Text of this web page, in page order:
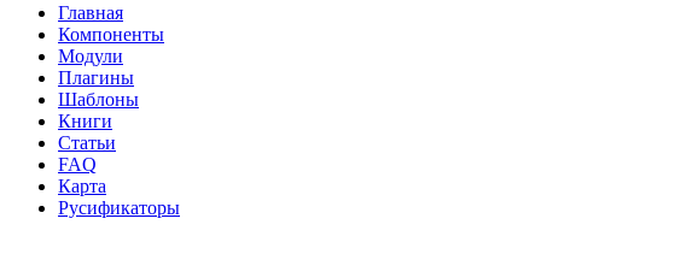
Главная
Компоненты
Модули
Плагины
Шаблоны
Книги
Статьи
FAQ
Карта
Русификаторы